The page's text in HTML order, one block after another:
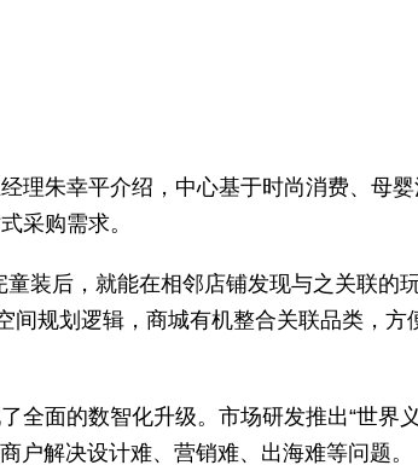
理朱幸平介绍，中心基于时尚消费、母
采购需求。
装后，就能在相邻店铺发现与之关联的
间规划逻辑，商城有机整合关联品类，
全面的数智化升级。市场研发推出“世界
户解决设计难、营销难、出海难等问题。